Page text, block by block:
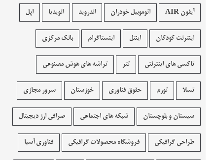
آیفون AIR اتوموبیل خودران اندروید انویدیا اپل
اینترنت کودکان اینتل اینستاگرام بانک مرکزی
تاکسی های اینترنتی تتر تراشه های هوش مصنوعی
تسلا تورم حقوق فناوری خوزستان سرور مجازی
سیستان و بلوچستان شبکه های اجتماعی صرافی ارز دیجیتال
طراحی گرافیکی فروشگاه محصولات گرافيکی فناوری آسیا